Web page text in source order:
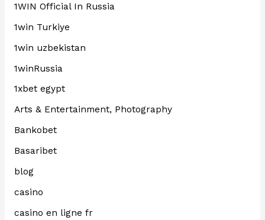
1WIN Official In Russia
1win Turkiye
1win uzbekistan
1winRussia
1xbet egypt
Arts & Entertainment, Photography
Bankobet
Basaribet
blog
casino
casino en ligne fr